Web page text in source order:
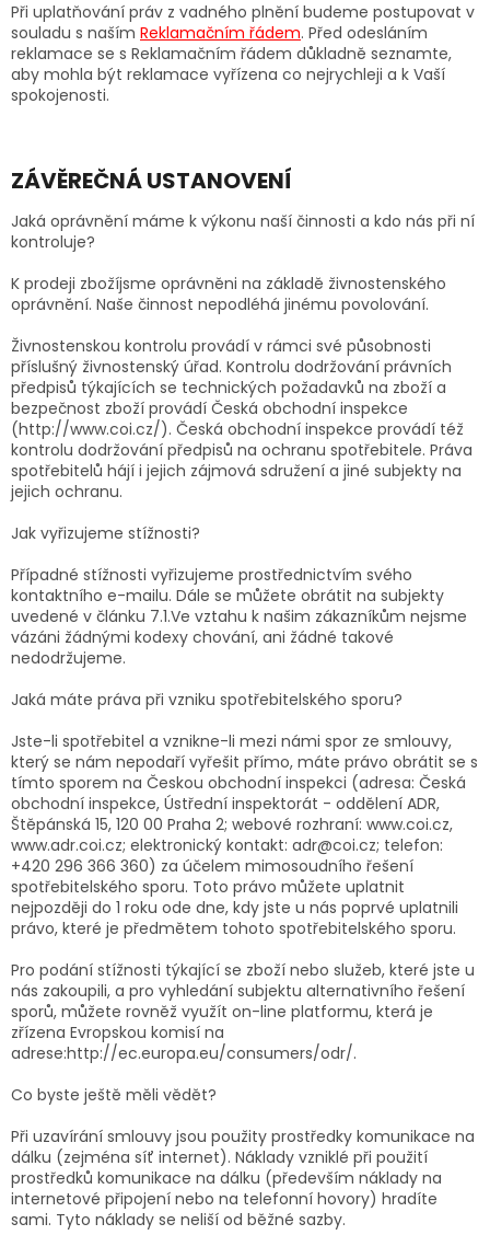
Při uplatňování práv z vadného plnění budeme postupovat v
souladu s naším Reklamačním řádem. Před odesláním
reklamace se s Reklamačním řádem důkladně seznamte,
aby mohla být reklamace vyřízena co nejrychleji a k Vaší
spokojenosti.
ZÁVĚREČNÁ USTANOVENÍ
Jaká oprávnění máme k výkonu naší činnosti a kdo nás při ní
kontroluje?
K prodeji zbožíjsme oprávněni na základě živnostenského
oprávnění. Naše činnost nepodléhá jinému povolování.
Živnostenskou kontrolu provádí v rámci své působnosti
příslušný živnostenský úřad. Kontrolu dodržování právních
předpisů týkajících se technických požadavků na zboží a
bezpečnost zboží provádí Česká obchodní inspekce
(http://www.coi.cz/). Česká obchodní inspekce provádí též
kontrolu dodržování předpisů na ochranu spotřebitele. Práva
spotřebitelů hájí i jejich zájmová sdružení a jiné subjekty na
jejich ochranu.
Jak vyřizujeme stížnosti?
Případné stížnosti vyřizujeme prostřednictvím svého
kontaktního e-mailu. Dále se můžete obrátit na subjekty
uvedené v článku 7.1.Ve vztahu k našim zákazníkům nejsme
vázáni žádnými kodexy chování, ani žádné takové
nedodržujeme.
Jaká máte práva při vzniku spotřebitelského sporu?
Jste-li spotřebitel a vznikne-li mezi námi spor ze smlouvy,
který se nám nepodaří vyřešit přímo, máte právo obrátit se s
tímto sporem na Českou obchodní inspekci (adresa: Česká
obchodní inspekce, Ústřední inspektorát - oddělení ADR,
Štěpánská 15, 120 00 Praha 2; webové rozhraní: www.coi.cz,
www.adr.coi.cz; elektronický kontakt: adr@coi.cz; telefon:
+420 296 366 360) za účelem mimosoudního řešení
spotřebitelského sporu. Toto právo můžete uplatnit
nejpozději do 1 roku ode dne, kdy jste u nás poprvé uplatnili
právo, které je předmětem tohoto spotřebitelského sporu.
Pro podání stížnosti týkající se zboží nebo služeb, které jste u
nás zakoupili, a pro vyhledání subjektu alternativního řešení
sporů, můžete rovněž využít on-line platformu, která je
zřízena Evropskou komisí na
adrese:http://ec.europa.eu/consumers/odr/.
Co byste ještě měli vědět?
Při uzavírání smlouvy jsou použity prostředky komunikace na
dálku (zejména síť internet). Náklady vzniklé při použití
prostředků komunikace na dálku (především náklady na
internetové připojení nebo na telefonní hovory) hradíte
sami. Tyto náklady se neliší od běžné sazby.